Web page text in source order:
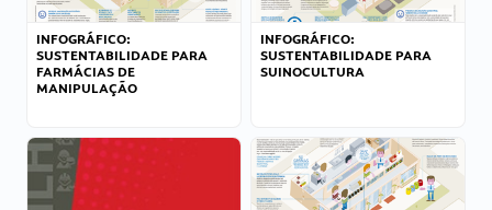
INFOGRÁFICO:
SUSTENTABILIDADE PARA
FARMÁCIAS DE
MANIPULAÇÃO
INFOGRÁFICO:
SUSTENTABILIDADE PARA
SUINOCULTURA